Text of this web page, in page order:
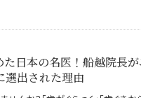
た日本の名医！船越院長
選出された理由